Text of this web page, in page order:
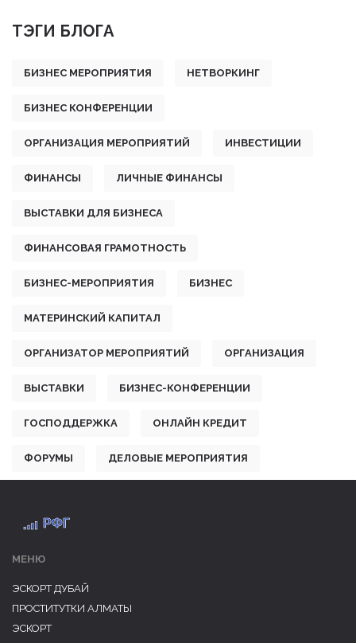
ТЭГИ БЛОГА
БИЗНЕС МЕРОПРИЯТИЯ НЕТВОРКИНГ
БИЗНЕС КОНФЕРЕНЦИИ
ОРГАНИЗАЦИЯ МЕРОПРИЯТИЙ ИНВЕСТИЦИИ
ФИНАНСЫ ЛИЧНЫЕ ФИНАНСЫ
ВЫСТАВКИ ДЛЯ БИЗНЕСА
ФИНАНСОВАЯ ГРАМОТНОСТЬ
БИЗНЕС-МЕРОПРИЯТИЯ БИЗНЕС
МАТЕРИНСКИЙ КАПИТАЛ
ОРГАНИЗАТОР МЕРОПРИЯТИЙ ОРГАНИЗАЦИЯ
ВЫСТАВКИ БИЗНЕС-КОНФЕРЕНЦИИ
ГОСПОДДЕРЖКА ОНЛАЙН КРЕДИТ
ФОРУМЫ ДЕЛОВЫЕ МЕРОПРИЯТИЯ
МЕНЮ
ЭСКОРТ ДУБАЙ
ПРОСТИТУТКИ АЛМАТЫ
ЭСКОРТ